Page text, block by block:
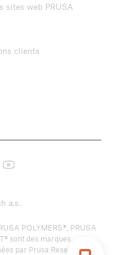
sites web PRUSA
clients
a.s.
POLYMERS®, PRUSA
sont des marques
par Prusa Research a.s.